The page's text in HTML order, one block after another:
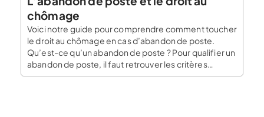
chômage
Voici notre guide pour comprendre comment toucher
le droit au chômage en cas d’abandon de poste.
Qu’est-ce qu’un abandon de poste ? Pour qualifier un
abandon de poste, il faut retrouver les critères
suivants : Le départ du poste du travail ; l’absence